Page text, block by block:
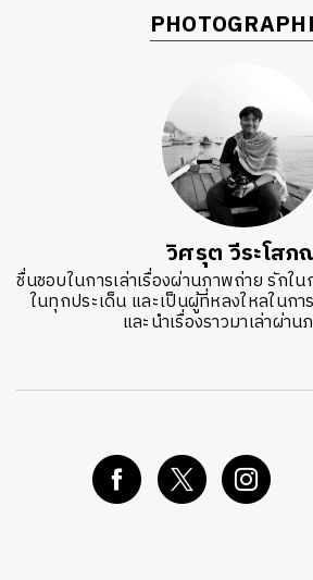
วิศรุต วีระ​โสภ
ชื่นชอบในการเล่าเรื่องผ่านภาพถ่าย รักใ
ในทุกประเด็น และเป็นผู้ที่หลงใหลในกา
และนำเรื่องราวมาเล่าผ่า